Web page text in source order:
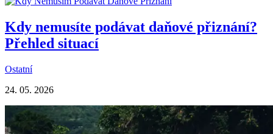
Kdy nemusíte podávat daňové přiznání?
Přehled situací
Ostatní
24. 05. 2026